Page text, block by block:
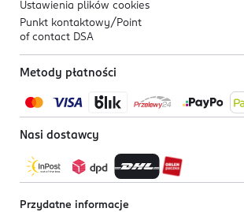
Ustawienia plików cookies
Punkt kontaktowy/ Point
of contact DSA
Metody płatności
Nasi dostawcy
Przydatne informacje